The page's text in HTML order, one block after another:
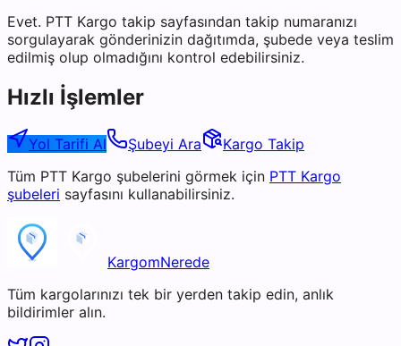
Evet. PTT Kargo takip sayfasından takip numaranızı
sorgulayarak gönderinizin dağıtımda, şubede veya teslim
edilmiş olup olmadığını kontrol edebilirsiniz.
Hızlı İşlemler
Yol Tarifi Al Şubeyi Ara
Kargo Takip
Tüm PTT Kargo şubelerini görmek için PTT Kargo
şubeleri sayfasını kullanabilirsiniz.
KargomNerede
Tüm kargolarınızı tek bir yerden takip edin, anlık
bildirimler alın.